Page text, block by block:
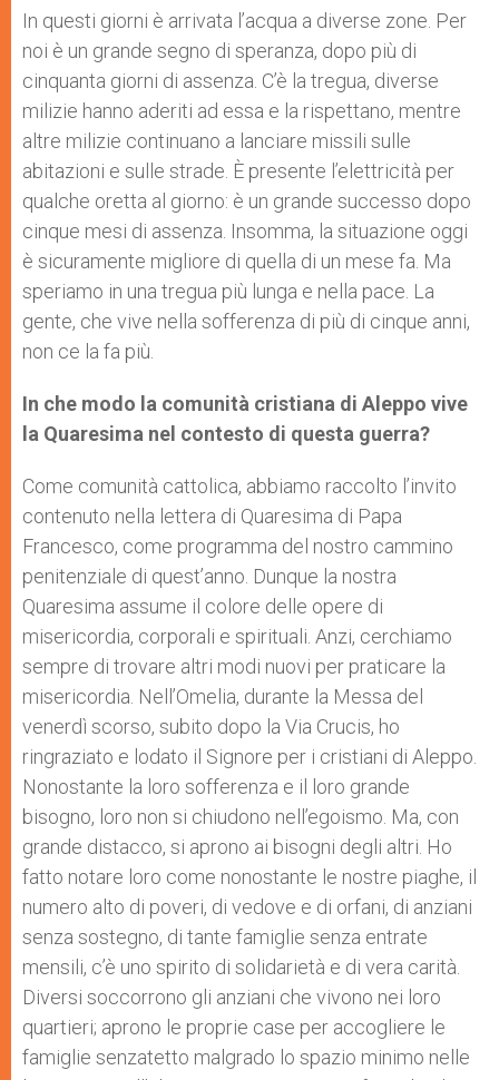
In questi giorni è arrivata l’acqua a diverse zone. Per
noi è un grande segno di speranza, dopo più di
cinquanta giorni di assenza. C’è la tregua, diverse
milizie hanno aderiti ad essa e la rispettano, mentre
altre milizie continuano a lanciare missili sulle
abitazioni e sulle strade. È presente l’elettricità per
qualche oretta al giorno: è un grande successo dopo
cinque mesi di assenza. Insomma, la situazione oggi
è sicuramente migliore di quella di un mese fa. Ma
speriamo in una tregua più lunga e nella pace. La
gente, che vive nella sofferenza di più di cinque anni,
non ce la fa più.
In che modo la comunità cristiana di Aleppo vive
la Quaresima nel contesto di questa guerra?
Come comunità cattolica, abbiamo raccolto l’invito
contenuto nella lettera di Quaresima di Papa
Francesco, come programma del nostro cammino
penitenziale di quest’anno. Dunque la nostra
Quaresima assume il colore delle opere di
misericordia, corporali e spirituali. Anzi, cerchiamo
sempre di trovare altri modi nuovi per praticare la
misericordia. Nell’Omelia, durante la Messa del
venerdì scorso, subito dopo la Via Crucis, ho
ringraziato e lodato il Signore per i cristiani di Aleppo.
Nonostante la loro sofferenza e il loro grande
bisogno, loro non si chiudono nell’egoismo. Ma, con
grande distacco, si aprono ai bisogni degli altri. Ho
fatto notare loro come nonostante le nostre piaghe, il
numero alto di poveri, di vedove e di orfani, di anziani
senza sostegno, di tante famiglie senza entrate
mensili, c’è uno spirito di solidarietà e di vera carità.
Diversi soccorrono gli anziani che vivono nei loro
quartieri; aprono le proprie case per accogliere le
famiglie senzatetto malgrado lo spazio minimo nelle